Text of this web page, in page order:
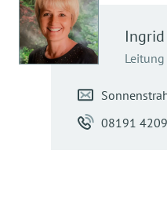
Ingrid
Leitung
08191